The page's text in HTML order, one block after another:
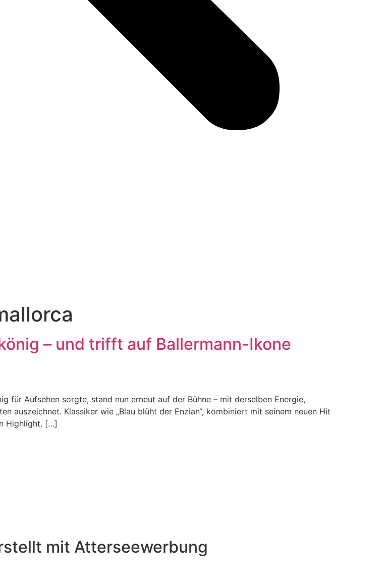
– und trifft auf Ballermann-Ikone
für Aufsehen sorgte, stand nun erneut auf der Bühne – mit derselben Energie,
auszeichnet. Klassiker wie „Blau blüht der Enzian“, kombiniert mit seinem neuen Hit
Highlight. […]
mit Atterseewerbung